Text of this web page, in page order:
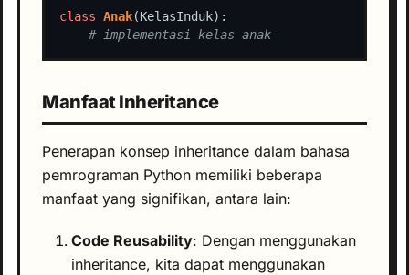
class Anak
# implementasi kelas anak
Manfaat Inheritance
Penerapan konsep inheritance dalam bahasa
pemrograman Python memiliki beberapa
manfaat yang signifikan, antara lain:
Code Reusability: Dengan menggunakan
inheritance, kita dapat menggunakan